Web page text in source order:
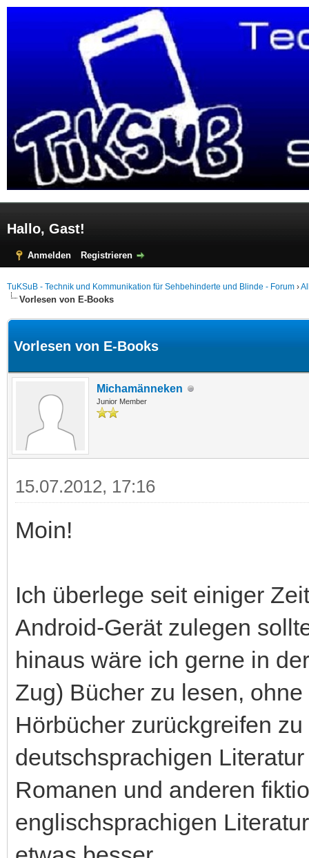
Hallo, Gast!
Anmelden Registrieren
TuKSuB - Technik und Kommunikation für Sehbehinderte und Blinde - Forum ›
Vorlesen von E-Books
Vorlesen von E-Books
Michamänneken
Junior Member
15.07.2012, 17:16
Moin!
Ich überlege seit einiger
Android-Gerät zulegen
hinaus wäre ich gerne in
Zug) Bücher zu lesen,
Hörbücher zurückgreifen
deutschsprachigen
Romanen und anderen
englischsprachigen